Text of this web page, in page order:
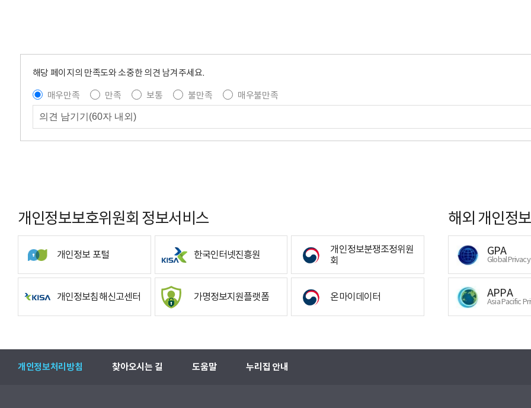
해당 페이지의 만족도와 소중한 의견 남겨주세요.
매우만족
만족 보통 불만족
매우불만족
개인정보보호위원회 정보서비스
개인정보 포털 한국인터넷진흥원
개인정보분쟁조정위원
회
개인정보침해신고센터 가명정보지원플랫폼 온마이데이터
해외 개인정
GPA
Global
APPA
Asia Pacific
개인정보처리방침 찾아오시는 길 도움말 누리집 안내